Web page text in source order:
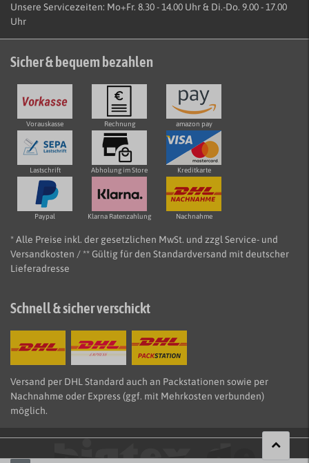
Unsere Servicezeiten: Mo+Fr. 8.30 - 14.00 Uhr & Di.-Do. 9.00 - 17.00
Uhr
Sicher & bequem bezahlen
Vorauskasse Rechnung amazon pay
Lastschrift Abholung im Store Kreditkarte
Paypal Klarna Ratenzahlung Nachnahme
* Alle Preise inkl. der gesetzlichen MwSt. und zzgl Service- und
Versandkosten / ** Gültig für den Standardversand mit deutscher
Lieferadresse
Schnell & sicher verschickt
Versand per DHL Standard auch an Packstationen sowie per
Nachnahme oder Express (ggf. mit Mehrkosten verbunden)
möglich.